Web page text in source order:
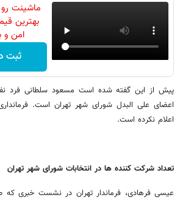
ماشینت رو
بهترین
امن و
ثبت
پیش از این گفته شده است مسعود سلطانی فرد
اعضای علی البدل شورای شهر تهران است.
اعلام نکرده است.
تعداد شرکت کننده ها در انتخابات شورای شهر تهران
عیسی فرهادی، فرماندار تهران در نشست خبری